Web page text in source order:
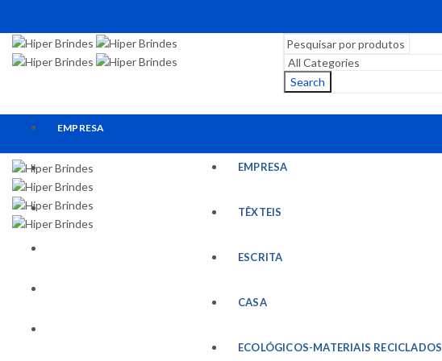
Search
EMPRESA
TÊXTEIS
ESCRITA
EMPRESA
TÊXTEIS
ESCRITA
CASA
ECOLÓGICOS-MATERIAIS RECICLADOS